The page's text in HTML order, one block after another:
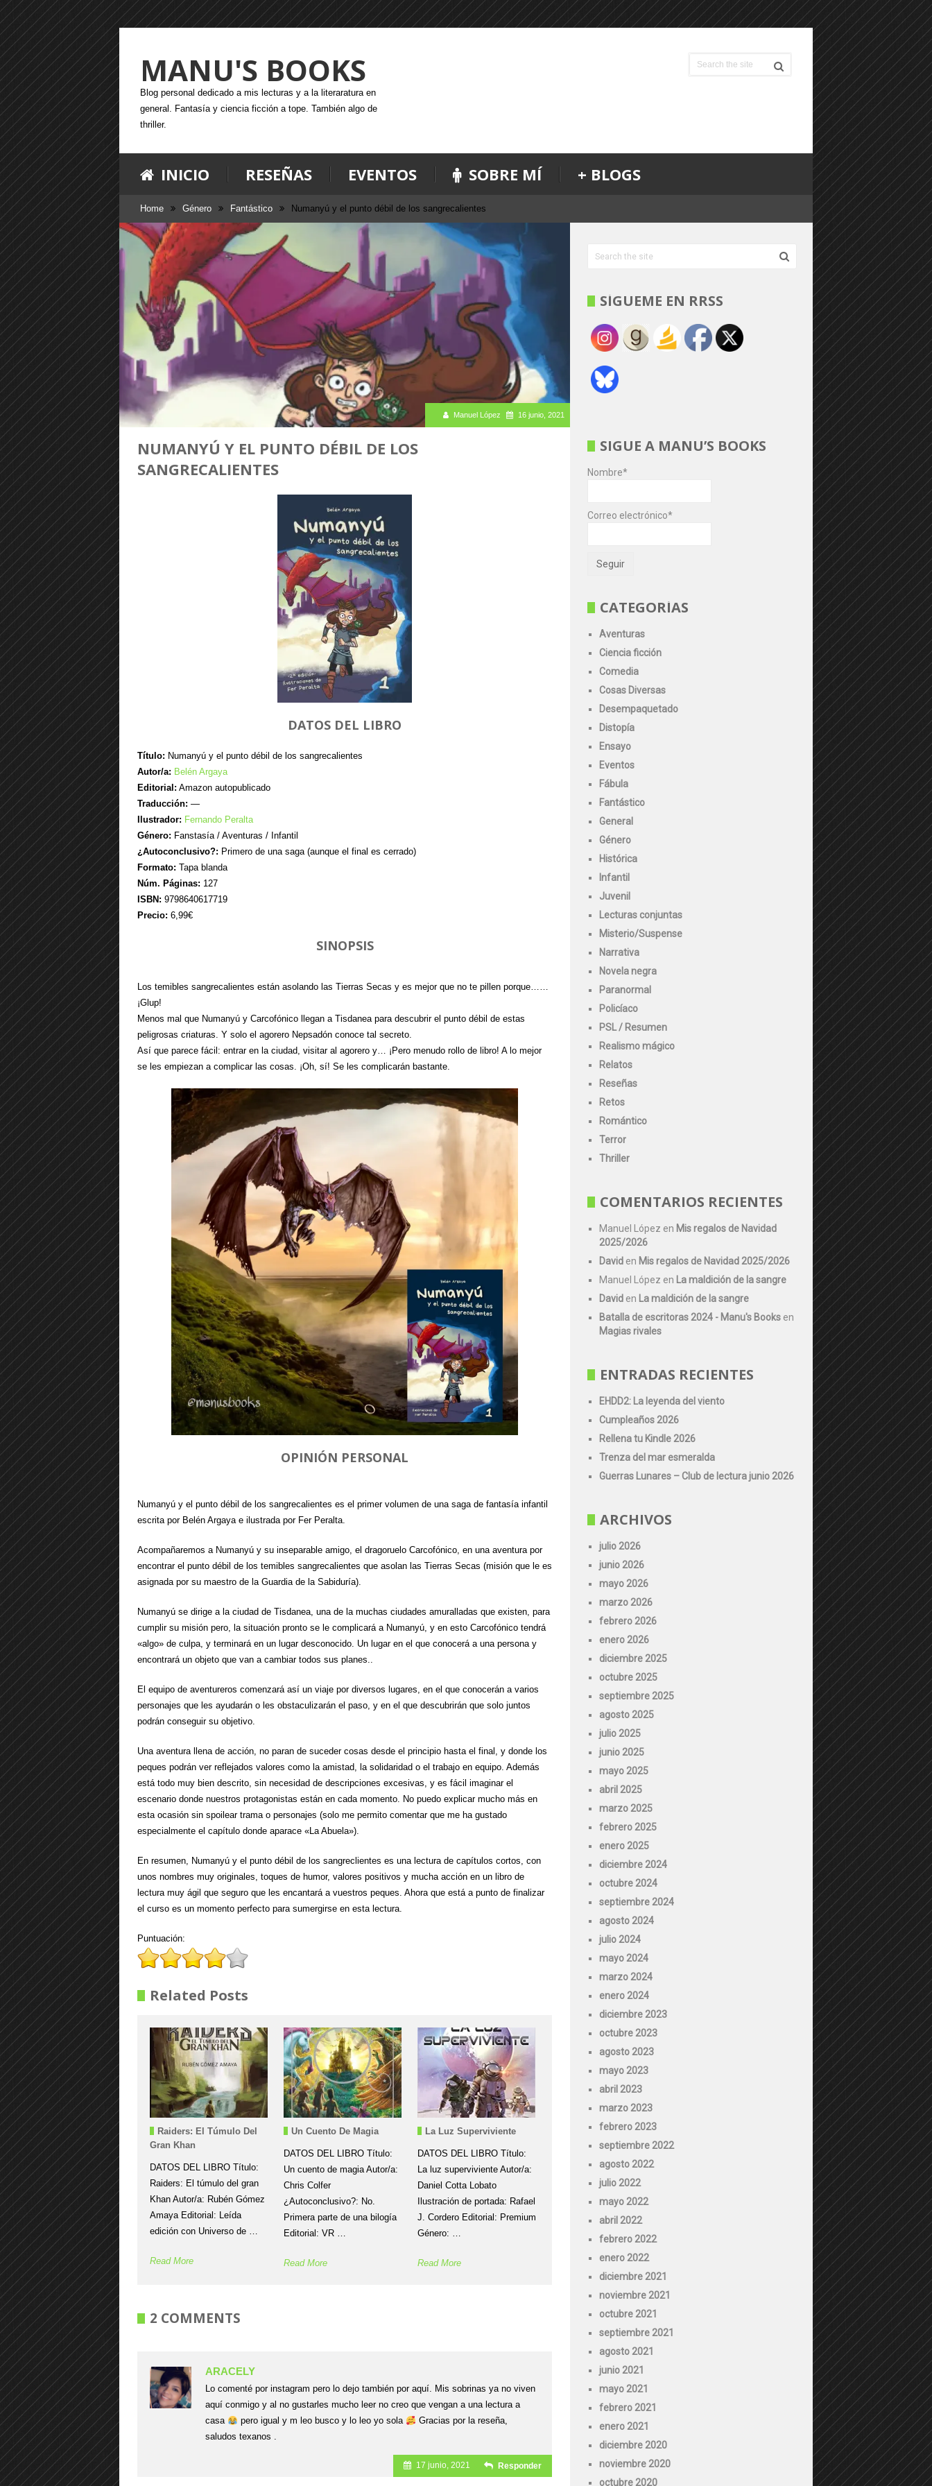
MANU'S BOOKS
Blog personal dedicado a mis lecturas y a la literaratura en
general. Fantasía y ciencia ficción a tope. También algo de
thriller.
INICIO RESEÑAS EVENTOS SOBRE MÍ + BLOGS
Home Género Fantástico Numanyú y el punto débil de los sangrecalientes
Manuel López 16 junio, 2021
NUMANYÚ Y EL PUNTO DÉBIL DE LOS
SANGRECALIENTES
DATOS DEL LIBRO
Título: Numanyú y el punto débil de los sangrecalientes
Autor/a: Belén Argaya
Editorial: Amazon autopublicado
Traducción: —
Ilustrador: Fernando Peralta
Género: Fanstasía / Aventuras / Infantil
¿Autoconclusivo?: Primero de una saga (aunque el final es cerrado)
Formato: Tapa blanda
Núm. Páginas: 127
ISBN: 9798640617719
Precio: 6,99€
SINOPSIS
Los temibles sangrecalientes están asolando las Tierras Secas y es mejor que no te pillen porque……
¡Glup!
Menos mal que Numanyú y Carcofónico llegan a Tisdanea para descubrir el punto débil de estas
peligrosas criaturas. Y solo el agorero Nepsadón conoce tal secreto.
Así que parece fácil: entrar en la ciudad, visitar al agorero y… ¡Pero menudo rollo de libro! A lo mejor
se les empiezan a complicar las cosas. ¡Oh, sí! Se les complicarán bastante.
OPINIÓN PERSONAL
Numanyú y el punto débil de los sangrecalientes es el primer volumen de una saga de fantasía infantil
escrita por Belén Argaya e ilustrada por Fer Peralta.
Acompañaremos a Numanyú y su inseparable amigo, el dragoruelo Carcofónico, en una aventura por
encontrar el punto débil de los temibles sangrecalientes que asolan las Tierras Secas (misión que le es
asignada por su maestro de la Guardia de la Sabiduría).
Numanyú se dirige a la ciudad de Tisdanea, una de la muchas ciudades amuralladas que existen, para
cumplir su misión pero, la situación pronto se le complicará a Numanyú, y en esto Carcofónico tendrá
«algo» de culpa, y terminará en un lugar desconocido. Un lugar en el que conocerá a una persona y
encontrará un objeto que van a cambiar todos sus planes..
El equipo de aventureros comenzará así un viaje por diversos lugares, en el que conocerán a varios
personajes que les ayudarán o les obstaculizarán el paso, y en el que descubrirán que solo juntos
podrán conseguir su objetivo.
Una aventura llena de acción, no paran de suceder cosas desde el principio hasta el final, y donde los
peques podrán ver reflejados valores como la amistad, la solidaridad o el trabajo en equipo. Además
está todo muy bien descrito, sin necesidad de descripciones excesivas, y es fácil imaginar el
escenario donde nuestros protagonistas están en cada momento. No puedo explicar mucho más en
esta ocasión sin spoilear trama o personajes (solo me permito comentar que me ha gustado
especialmente el capítulo donde aparace «La Abuela»).
En resumen, Numanyú y el punto débil de los sangreclientes es una lectura de capítulos cortos, con
unos nombres muy originales, toques de humor, valores positivos y mucha acción en un libro de
lectura muy ágil que seguro que les encantará a vuestros peques. Ahora que está a punto de finalizar
el curso es un momento perfecto para sumergirse en esta lectura.
Puntuación:
Related Posts
Raiders: El Túmulo Del
Gran Khan
DATOS DEL LIBRO Título:
Raiders: El túmulo del gran
Khan Autor/a: Rubén Gómez
Amaya Editorial: Leída
edición con Universo de …
Read More
Un Cuento De Magia
DATOS DEL LIBRO Título:
Un cuento de magia Autor/a:
Chris Colfer
¿Autoconclusivo?: No.
Primera parte de una bilogía
Editorial: VR …
Read More
La Luz Superviviente
DATOS DEL LIBRO Título:
La luz superviviente Autor/a:
Daniel Cotta Lobato
Ilustración de portada: Rafael
J. Cordero Editorial: Premium
Género: …
Read More
2 COMMENTS
ARACELY
Lo comenté por instagram pero lo dejo también por aquí. Mis sobrinas ya no viven
aquí conmigo y al no gustarles mucho leer no creo que vengan a una lectura a
casa
pero igual y m leo busco y lo leo yo sola
Gracias por la reseña,
saludos texanos .
17 junio, 2021 Responder
SÍGUEME EN RRSS
SIGUE A MANU’S BOOKS
Nombre*
Correo electrónico*
CATEGORÍAS
Aventuras
Ciencia ficción
Comedia
Cosas Diversas
Desempaquetado
Distopía
Ensayo
Eventos
Fábula
Fantástico
General
Género
Histórica
Infantil
Juvenil
Lecturas conjuntas
Misterio/Suspense
Narrativa
Novela negra
Paranormal
Policíaco
PSL / Resumen
Realismo mágico
Relatos
Reseñas
Retos
Romántico
Terror
Thriller
COMENTARIOS RECIENTES
Manuel López en Mis regalos de Navidad
2025/2026
David en Mis regalos de Navidad 2025/2026
Manuel López en La maldición de la sangre
David en La maldición de la sangre
Batalla de escritoras 2024 - Manu's Books en
Magias rivales
ENTRADAS RECIENTES
EHDD2: La leyenda del viento
Cumpleaños 2026
Rellena tu Kindle 2026
Trenza del mar esmeralda
Guerras Lunares – Club de lectura junio 2026
ARCHIVOS
julio 2026
junio 2026
mayo 2026
marzo 2026
febrero 2026
enero 2026
diciembre 2025
octubre 2025
septiembre 2025
agosto 2025
julio 2025
junio 2025
mayo 2025
abril 2025
marzo 2025
febrero 2025
enero 2025
diciembre 2024
octubre 2024
septiembre 2024
agosto 2024
julio 2024
mayo 2024
marzo 2024
enero 2024
diciembre 2023
octubre 2023
agosto 2023
mayo 2023
abril 2023
marzo 2023
febrero 2023
septiembre 2022
agosto 2022
julio 2022
mayo 2022
abril 2022
febrero 2022
enero 2022
diciembre 2021
noviembre 2021
octubre 2021
septiembre 2021
agosto 2021
junio 2021
mayo 2021
febrero 2021
enero 2021
diciembre 2020
noviembre 2020
octubre 2020